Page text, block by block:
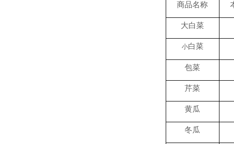
商品名称
大白菜
小白菜
包菜
芹菜
黄瓜
冬瓜